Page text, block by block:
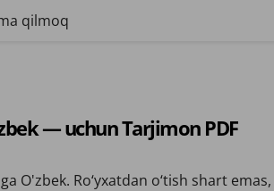
qilmoq
— uchun Tarjimon PDF
O'zbek. Ro‘yxatdan o‘tish shart